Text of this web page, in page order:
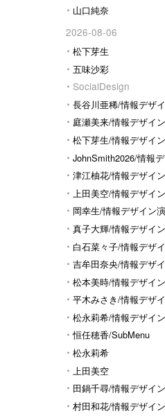
山口純奈
2026-08-06
松下芽生
五味沙彩
SocialDesign
長谷川亜稀/情報デザ
Ⅰ 庭瀬美来/情報デザイ
松下芽生/情報デザイ
JohnSmith2026/情報
演習I
津江柚花/情報デザイ
上田美空/情報デザイ
岡幸生/情報デザイン
真子大輝/情報デザイ
白石菜々子/情報デザ
Ⅰ 吉牟田奈央/情報デザ
Ⅰ 松本美時/情報デザイ
平木みさき/情報デザ
Ⅰ 松永莉希/情報デザイ
恒任穂香/SubMenu
松永莉希
上田美空
田鍋千尋/情報デザイ
村田和花/情報デザイ